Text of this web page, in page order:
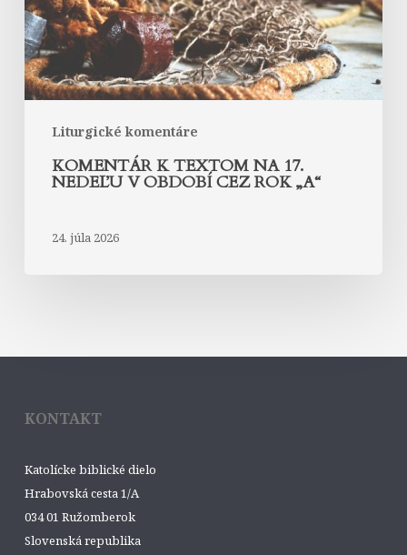
Liturgické komentáre
v
období
cez
rok
„A“
KOMENTÁR K TEXTOM NA 17.
NEDEĽU V OBDOBÍ CEZ ROK „A“
24. júla 2026
KONTAKT
Katolícke biblické dielo
Hrabovská cesta 1/A
034 01 Ružomberok
Slovenská republika